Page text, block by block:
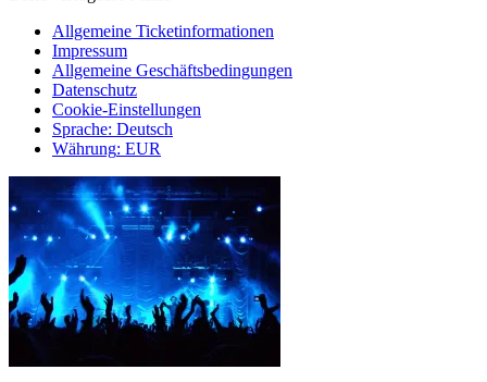
Allgemeine Ticketinformationen
Impressum
Allgemeine Geschäftsbedingungen
Datenschutz
Cookie-Einstellungen
Sprache: Deutsch
Währung: EUR